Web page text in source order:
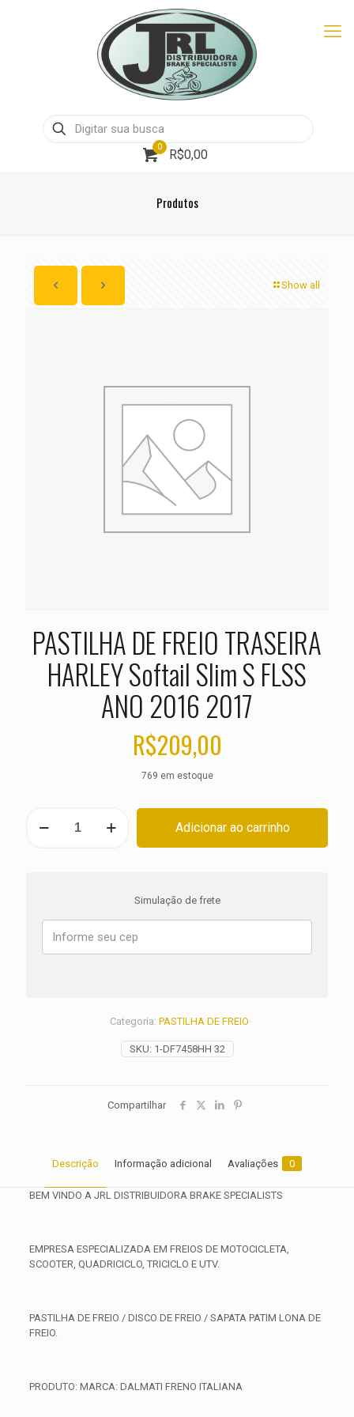
0
R$0,00
Produtos
Show all
PASTILHA DE FREIO TRASEIRA
HARLEY Softail Slim S FLSS
ANO 2016 2017
R$209,00
769 em estoque
ANO
Adicionar ao carrinho
Simulação de frete
SKU: 1-DF7458HH 32
Categoria: PASTILHA DE FREIO
Compartilhar
Descrição Informação adicional Avaliações 0
BEM VINDO A JRL DISTRIBUIDORA BRAKE SPECIALISTS
EMPRESA ESPECIALIZADA EM FREIOS DE MOTOCICLETA,
SCOOTER, QUADRICICLO, TRICICLO E UTV.
PASTILHA DE FREIO / DISCO DE FREIO / SAPATA PATIM LONA DE
FREIO.
PRODUTO: MARCA: DALMATI FRENO ITALIANA